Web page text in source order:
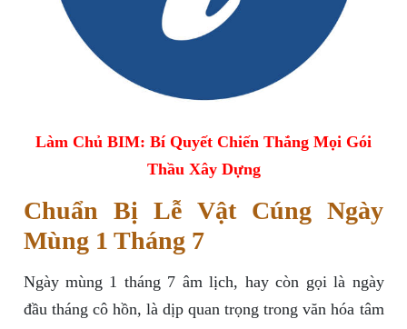
Làm Chủ BIM: Bí Quyết Chiến Thắng Mọi Gói
Thầu Xây Dựng
Chuẩn Bị Lễ Vật Cúng Ngày
Mùng 1 Tháng 7
Ngày mùng 1 tháng 7 âm lịch, hay còn gọi là ngày
đầu tháng cô hồn, là dịp quan trọng trong văn hóa tâm